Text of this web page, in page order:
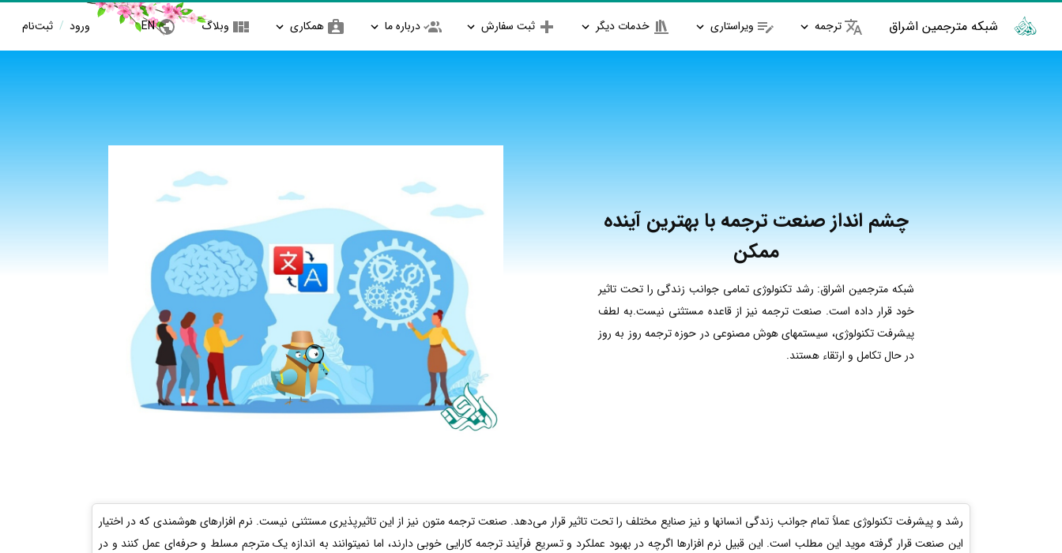
شبکه مترجمین اشراق ترجمه ویراستاری خدمات دیگر ثبت سفارش درباره ما همکاری وبلاگ EN ورود / ثبت‌نام
چشم انداز صنعت ترجمه با بهترین آینده
ممکن
شبکه مترجمین اشراق: رشد تکنولوژی تمامی جوانب زندگی را تحت تاثیر
خود قرار داده است. صنعت ترجمه نیز از قاعده مستثنی نیست.به لطف
پیشرفت تکنولوژی، سیستمهای هوش مصنوعی در حوزه ترجمه روز به روز
در حال تکامل و ارتقاء هستند.
رشد و پیشرفت تکنولوژی عملاً تمام جوانب زندگی انسانها و نیز صنایع مختلف را تحت تاثیر قرار می‌دهد. صنعت ترجمه متون نیز از این تاثیرپذیری مستثنی نیست. نرم افزارهای هوشمندی که در اختیار
این صنعت قرار گرفته موید این مطلب است. این قبیل نرم افزارها اگرچه در بهبود عملکرد و تسریع فرآیند ترجمه کارایی خوبی دارند، اما نمیتوانند به اندازه یک مترجم مسلط و حرفه‌ای عمل کنند و در